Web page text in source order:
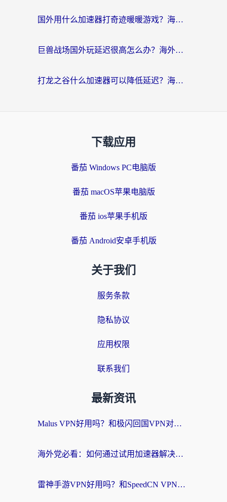
国外用什么加速器打奇迹暖暖游戏？海外党国服手游畅玩全攻略（附3款热门游戏实测）
巨兽战场国外玩延迟很高怎么办？海外党亲测的国服游戏加速解决方案
打龙之谷什么加速器可以降低延迟？海外玩家亲测有效的国服加速指南
下载应用
番茄 Windows PC电脑版
番茄 macOS苹果电脑版
番茄 ios苹果手机版
番茄 Android安卓手机版
关于我们
服务条款
隐私协议
应用权限
联系我们
最新资讯
Malus VPN好用吗？和极闪回国VPN对比哪个回国效果更好？海外党亲测3款加速器+避坑指南
海外党必看：如何通过试用加速器解决国内APP地区限制？附2026最新对比测评
雷神手游VPN好用吗？和SpeedCN VPN对比哪个回国效果更好？海外党亲测3款加速器+避坑指南